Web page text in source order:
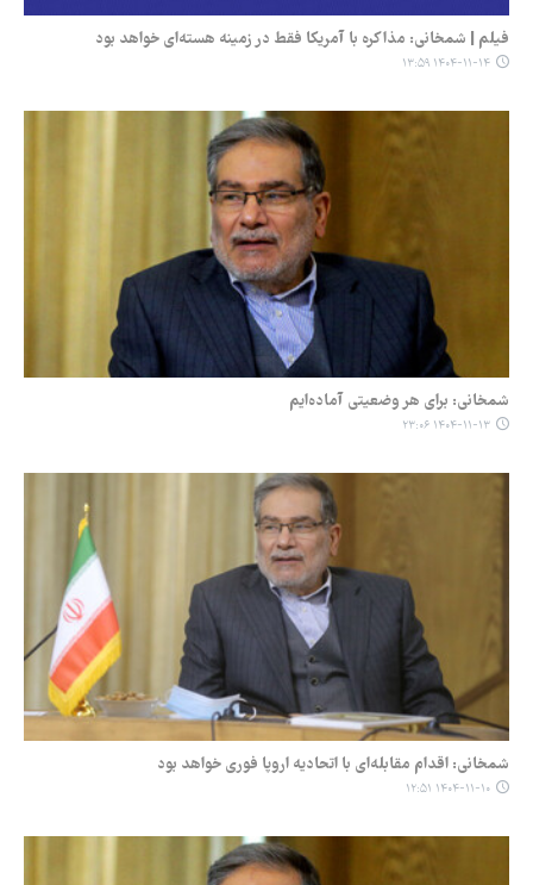
فیلم | شمخانی: مذاکره با آمریکا فقط در زمینه هسته‌ای خواهد بود
۱۴۰۴-۱۱-۱۴ ۱۳:۵۹
شمخانی: برای هر وضعیتی آماده‌ایم
۱۴۰۴-۱۱-۱۳ ۲۳:۰۶
شمخانی: اقدام مقابله‌ای با اتحادیه اروپا فوری خواهد بود
۱۴۰۴-۱۱-۱۰ ۱۲:۵۱